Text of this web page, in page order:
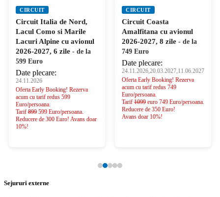
CIRCUIT
Circuit Italia de Nord,
Lacul Como si Marile
Lacuri Alpine cu avionul
2026-2027, 6 zile - de la
599 Euro
Date plecare:
24.11.2026
Oferta Early Booking! Rezerva
acum cu tarif redus 599
Euro/persoana.
Tarif 899 599 Euro/persoana.
Reducere de 300 Euro! Avans doar
10%!
CIRCUIT
Circuit Coasta
Amalfitana cu avionul
2026-2027, 8 zile - de la
749 Euro
Date plecare:
24.11.2026,20.03.2027,11.06.2027
Oferta Early Booking! Rezerva
acum cu tarif redus 749
Euro/persoana.
Tarif 1099 euro 749 Euro/persoana.
Reducere de 350 Euro!
Avans doar 10%!
Sejururi externe